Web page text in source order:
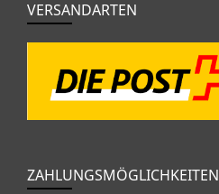
VERSANDARTEN
ZAHLUNGSMÖGLICHKEITEN